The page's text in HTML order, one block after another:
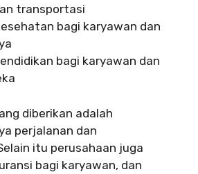
transportasi
bagi karyawan dan
bagi karyawan dan
diberikan adalah
perjalanan dan
itu perusahaan juga
bagi karyawan, dan